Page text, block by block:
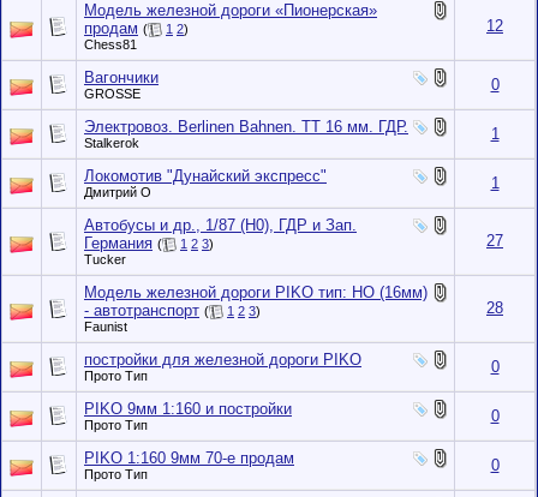
Модель железной дороги «Пионерская»
продам ( 1 2)
Chess81
12
Вагончики
GROSSE 0
Электровоз. Berlinen Bahnen. TT 16 мм. ГДР.
Stalkerok 1
Локомотив "Дунайский экспресс"
Дмитрий О 1
Автобусы и др., 1/87 (Н0), ГДР и Зап.
Германия ( 1 2 3)
Tucker
27
Модель железной дороги PIKO тип: НО (16мм)
- автотранспорт ( 1 2 3)
Faunist
28
постройки для железной дороги PIKO
Прото Тип 0
PIKO 9мм 1:160 и постройки
Прото Тип 0
PIKO 1:160 9мм 70-е продам
Прото Тип 0